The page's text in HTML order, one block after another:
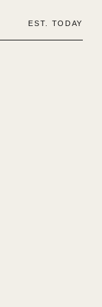
EST. TODAY